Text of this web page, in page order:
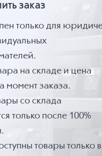
заказ
только для
на складе и цена
момент заказа.
со склада
только после 100%
товары только в